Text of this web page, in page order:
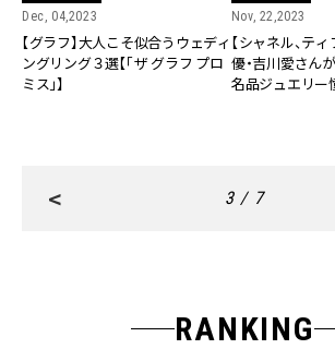
Dec, 04,2023
【グラフ】大人こそ似合うウェディ
ングリング３選【「ザ グラフ プロ
ミス」】
Nov, 22,2023
【シャネル、テ
優・吉川愛さん
名品ジュエリー
< 3 / 7
RANKING